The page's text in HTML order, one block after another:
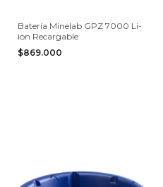
Batería Minelab GPZ 7000 Li-
ion Recargable
$869.000